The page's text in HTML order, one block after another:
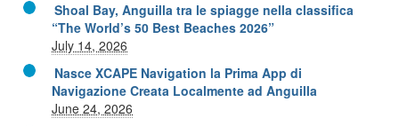
Shoal Bay, Anguilla tra le spiagge nella classifica
“The World’s 50 Best Beaches 2026”
July 14, 2026
Nasce XCAPE Navigation la Prima App di
Navigazione Creata Localmente ad Anguilla
June 24, 2026